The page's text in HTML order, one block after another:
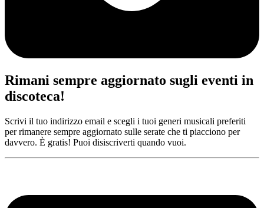
Rimani sempre aggiornato sugli eventi in
discoteca!
Scrivi il tuo indirizzo email e scegli i tuoi generi musicali preferiti
per rimanere sempre aggiornato sulle serate che ti piacciono per
davvero. È gratis! Puoi disiscriverti quando vuoi.